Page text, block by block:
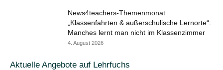
News4teachers-Themenmonat
„Klassenfahrten & außerschulische Lernorte“:
Manches lernt man nicht im Klassenzimmer
4. August 2026
Aktuelle Angebote auf Lehrfuchs